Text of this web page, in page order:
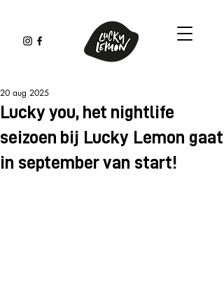
Lucky you, het nightlife
seizoen bij Lucky Lemon gaat
in september van start!
20 aug 2025